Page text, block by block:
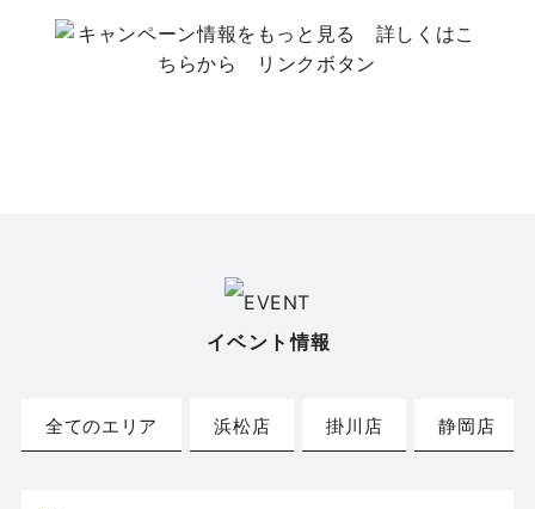
イベント情報
全てのエリア 浜松店 掛川店 静岡店